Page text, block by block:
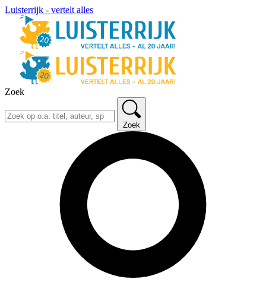
Luisterrijk - vertelt alles
Zoek
Zoek